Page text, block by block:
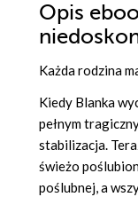
Opis
Każda rodzina
Kiedy Blanka
pełnym
stabilizacja.
świeżo
poślubnej, a